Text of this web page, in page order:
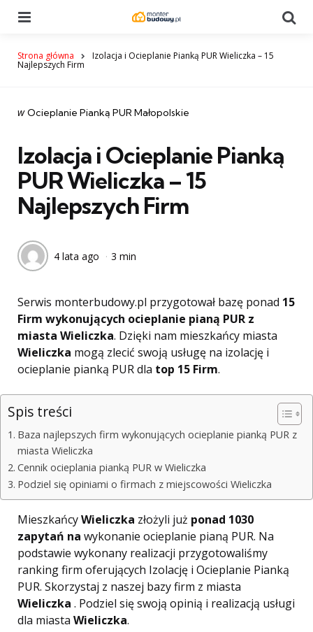
Strona główna Izolacja i Ocieplanie Pianką PUR Wieliczka – 15
Najlepszych Firm
Categories
post
w Ocieplanie Pianką PUR Małopolskie
Izolacja i Ocieplanie Pianką
PUR Wieliczka – 15
Najlepszych Firm
4 lata ago 3 min
Serwis monterbudowy.pl przygotował bazę ponad 15
Firm wykonujących ocieplanie pianą PUR z
miasta Wieliczka. Dzięki nam mieszkańcy miasta
Wieliczka mogą zlecić swoją usługę na izolację i
ocieplanie pianką PUR dla top 15 Firm.
Spis treści
Baza najlepszych firm wykonujących ocieplanie pianką PUR z
miasta Wieliczka
Cennik ocieplania pianką PUR w Wieliczka
Podziel się opiniami o firmach z miejscowości Wieliczka
MieszkańcyWieliczka złożyli już ponad 1030
zapytań na wykonanie ocieplanie pianą PUR. Na
podstawie wykonany realizacji przygotowaliśmy
ranking firm oferujących Izolację i Ocieplanie Pianką
PUR. Skorzystaj z naszej bazy firm z miasta
Wieliczka . Podziel się swoją opinią i realizacją usługi
dla miasta Wieliczka.